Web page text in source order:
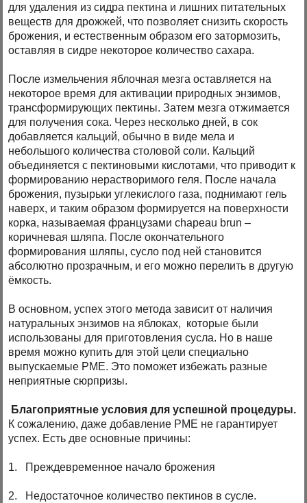
для удаления из сидра пектина и лишних питательных
веществ для дрожжей, что позволяет снизить скорость
брожения, и естественным образом его затормозить,
оставляя в сидре некоторое количество сахара.
После измельчения яблочная мезга оставляется на
некоторое время для активации природных энзимов,
трансформирующих пектины. Затем мезга отжимается
для получения сока. Через несколько дней, в сок
добавляется кальций, обычно в виде мела и
небольшого количества столовой соли. Кальций
объединяется с пектиновыми кислотами, что приводит к
формированию нерастворимого геля. После начала
брожения, пузырьки углекислого газа, поднимают гель
наверх, и таким образом формируется на поверхности
корка, называемая французами chapeau brun –
коричневая шляпа. После окончательного
формирования шляпы, сусло под ней становится
абсолютно прозрачным, и его можно перелить в другую
ёмкость.
В основном, успех этого метода зависит от наличия
натуральных энзимов на яблоках, которые были
использованы для приготовления сусла. Но в наше
время можно купить для этой цели специально
выпускаемые PME. Это поможет избежать разные
неприятные сюрпризы.
Благоприятные условия для успешной процедуры.
К сожалению, даже добавление PME не гарантирует
успех. Есть две основные причины:
1. Преждевременное начало брожения
2. Недостаточное количество пектинов в сусле.